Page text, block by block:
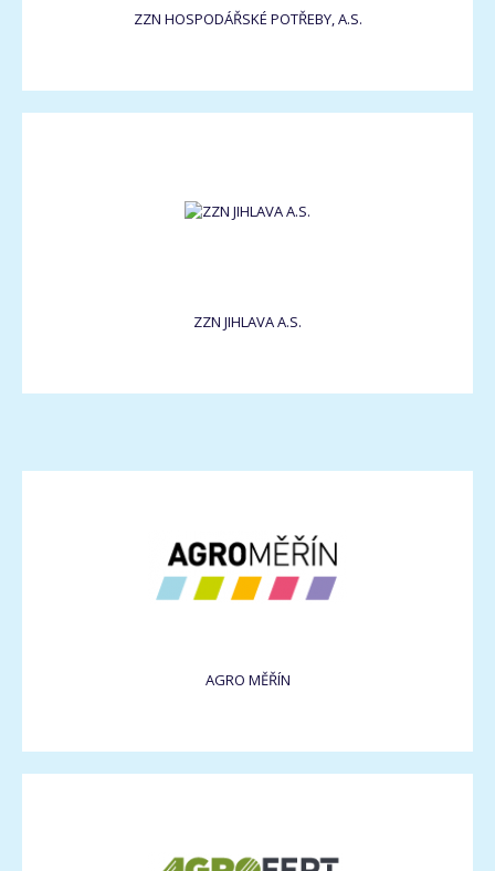
ZZN HOSPODÁŘSKÉ POTŘEBY, A.S.
ZZN JIHLAVA A.S.
AGRO MĚŘÍN